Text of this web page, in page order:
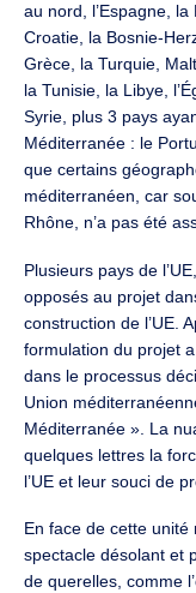
au nord, l’Espagne,
Croatie, la Bosnie-
Grèce, la Turquie,
la Tunisie, la Libye,
Syrie, plus 3 pays
Méditerranée : le
que certains
méditerranéen, car
Rhône, n’a pas été
Plusieurs pays de
opposés au projet
construction de l’UE.
formulation du projet
dans le processus
Union
Méditerranée ». La
quelques lettres la
l’UE et leur souci de
En face de cette
spectacle désolant et
de querelles, comme